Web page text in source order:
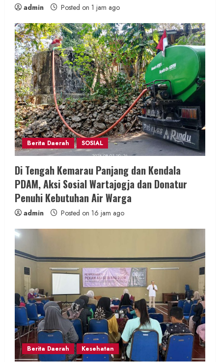
admin Posted on 1 jam ago
Berita Daerah SOSIAL
Di Tengah Kemarau Panjang dan Kendala
PDAM, Aksi Sosial Wartajogja dan Donatur
Penuhi Kebutuhan Air Warga
admin Posted on 16 jam ago
Berita Daerah Kesehatan